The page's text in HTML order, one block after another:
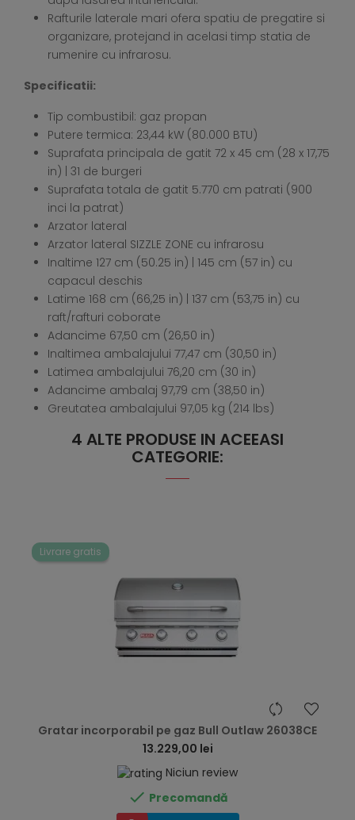
Rafturile laterale mari ofera spatiu de pregatire si
organizare, protejand in acelasi timp statia de
rumenire cu infrarosu.
Specificatii:
Tip combustibil: gaz propan
Putere termica: 23,44 kW (80.000 BTU)
Suprafata principala de gatit 72 x 45 cm (28 x 17,75
in) | 31 de burgeri
Suprafata totala de gatit 5.770 cm patrati (900
inci la patrat)
Arzator lateral
Arzator lateral SIZZLE ZONE cu infrarosu
Inaltime 127 cm (50.25 in) | 145 cm (57 in) cu
capacul deschis
Latime 168 cm (66,25 in) | 137 cm (53,75 in) cu
raft/rafturi coborate
Adancime 67,50 cm (26,50 in)
Inaltimea ambalajului 77,47 cm (30,50 in)
Latimea ambalajului 76,20 cm (30 in)
Adancime ambalaj 97,79 cm (38,50 in)
Greutatea ambalajului 97,05 kg (214 lbs)
4 ALTE PRODUSE IN ACEEASI
CATEGORIE:
Livrare gratis
Gratar incorporabil pe gaz Bull Outlaw 26038CE
13.229,00 lei
Niciun review
 Precomandă